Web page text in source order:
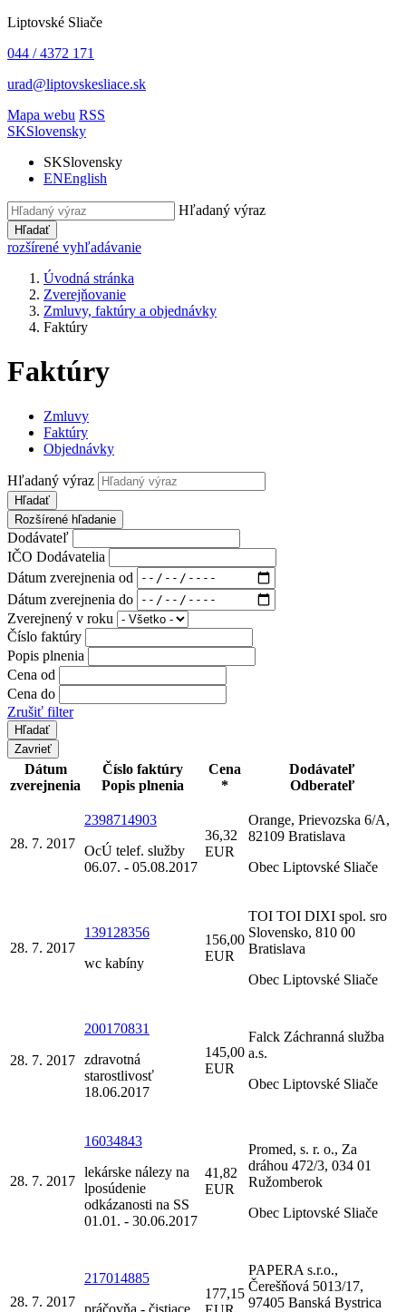
Liptovské Sliače
044 / 4372 171
urad@liptovskesliace.sk
Mapa webu RSS
SKSlovensky
SKSlovensky
ENEnglish
Hľadaný výraz
Hľadať
rozšírené vyhľadávanie
Úvodná stránka
Zverejňovanie
Zmluvy, faktúry a objednávky
Faktúry
Faktúry
Zmluvy
Faktúry
Objednávky
Hľadaný výraz
Hľadať
Rozšírené hľadanie
Dodávateľ
IČO Dodávatelia
Dátum zverejnenia od
Dátum zverejnenia do
Zverejnený v roku
Číslo faktúry
Popis plnenia
Cena od
Cena do
Zrušiť filter
Zavrieť
Dátum
zverejnenia
Číslo faktúry
Popis plnenia
Cena
*
Dodávateľ
Odberateľ
28. 7. 2017
2398714903
OcÚ telef. služby
06.07. - 05.08.2017
36,32
EUR
Orange, Prievozska 6/A,
82109 Bratislava
Obec Liptovské Sliače
28. 7. 2017
139128356
wc kabíny
156,00
EUR
TOI TOI DIXI spol. sro
Slovensko, 810 00
Bratislava
Obec Liptovské Sliače
28. 7. 2017
200170831
zdravotná
starostlivosť
18.06.2017
145,00
EUR
Falck Záchranná služba
a.s.
Obec Liptovské Sliače
28. 7. 2017
16034843
lekárske nálezy na
lposúdenie
odkázanosti na SS
01.01. - 30.06.2017
41,82
EUR
Promed, s. r. o., Za
dráhou 472/3, 034 01
Ružomberok
Obec Liptovské Sliače
28. 7. 2017
217014885
práčovňa - čistiace
177,15
PAPERA s.r.o.,
Čerešňová 5013/17,
97405 Banská Bystrica